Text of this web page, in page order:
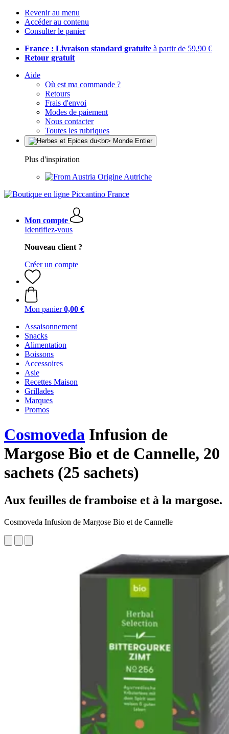
Revenir au menu
Accéder au contenu
Consulter le panier
France : Livraison standard gratuite à partir de 59,90 €
Retour gratuit
Aide
Où est ma commande ?
Retours
Frais d'envoi
Modes de paiement
Nous contacter
Toutes les rubriques
Plus d'inspiration
Origine Autriche
Mon compte
Identifiez-vous
Nouveau client ?
Créer un compte
Mon panier 0,00 €
Assaisonnement
Snacks
Alimentation
Boissons
Accessoires
Asie
Recettes Maison
Grillades
Marques
Promos
Cosmoveda Infusion de
Margose Bio et de Cannelle, 20
sachets (25 sachets)
Aux feuilles de framboise et à la margose.
Cosmoveda Infusion de Margose Bio et de Cannelle